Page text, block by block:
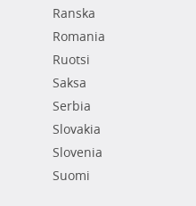
Ranska
Romania
Ruotsi
Saksa
Serbia
Slovakia
Slovenia
Suomi